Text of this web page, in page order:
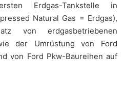
Erdgas-Tankstelle in
Natural Gas = Erdgas),
von erdgasbetriebenen
der Umrüstung von Ford
von Ford Pkw-Baureihen auf